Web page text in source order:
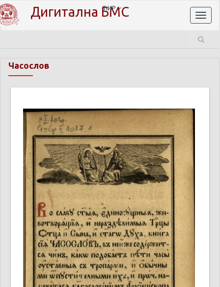
Дигитална БМС
ЋИР
Часослов